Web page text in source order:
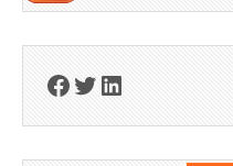
Facebook
Twitter
LinkedIn